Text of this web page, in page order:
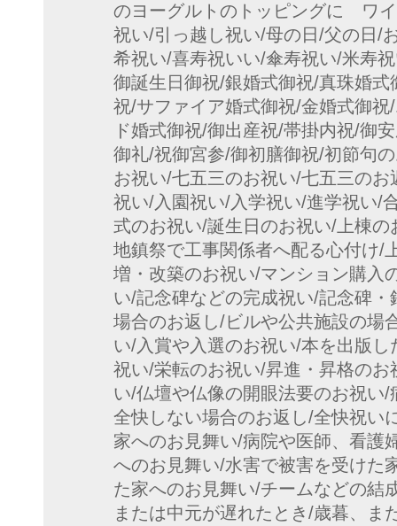
のヨーグルトのトッピングに ワ
祝い/引っ越し祝い/母の日/父の日/
希祝い/喜寿祝いい/傘寿祝い/米寿
御誕生日御祝/銀婚式御祝/真珠婚
祝/サファイア婚式御祝/金婚式御
ド婚式御祝/御出産祝/帯掛内祝/御
御礼/祝御宮参/御初膳御祝/初節句
お祝い/七五三のお祝い/七五三の
祝い/入園祝い/入学祝い/進学祝い/
式のお祝い/誕生日のお祝い/上棟
地鎮祭で工事関係者へ配る心付け/
増・改築のお祝い/マンション購入
い/記念碑などの完成祝い/記念碑
場合のお返し/ビルや公共施設の場
い/入賞や入選のお祝い/本を出版
祝い/栄転のお祝い/昇進・昇格の
い/仏壇や仏像の開眼法要のお祝い
全快しない場合のお返し/全快祝い
家へのお見舞い/病院や医師、看護
へのお見舞い/水害で被害を受けた
た家へのお見舞い/チームなどの結
または中元が遅れたとき/歳暮、ま